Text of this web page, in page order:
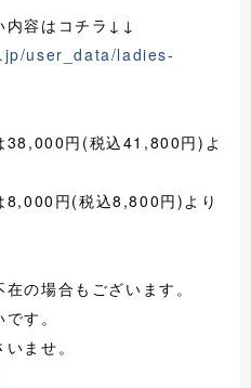
内容はコチラ↓↓
user_data/ladies-
38,000円(税込41,800円)よ
8,000円(税込8,800円)より
の場合もございます。
す。
ませ。